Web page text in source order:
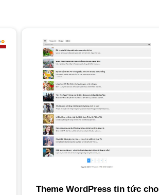
Theme WordPress tin tức cho